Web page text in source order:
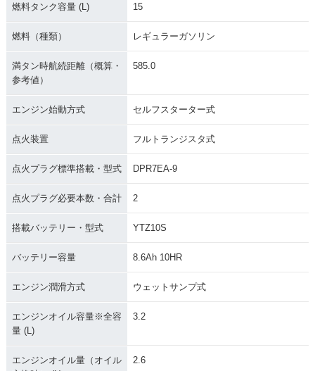
燃料タンク容量 (L) 15
燃料（種類） レギュラーガソリン
満タン時航続距離（概算・
参考値）
585.0
エンジン始動方式 セルフスターター式
点火装置 フルトランジスタ式
点火プラグ標準搭載・型式 DPR7EA-9
点火プラグ必要本数・合計 2
搭載バッテリー・型式 YTZ10S
バッテリー容量 8.6Ah 10HR
エンジン潤滑方式 ウェットサンプ式
エンジンオイル容量※全容
量 (L)
3.2
エンジンオイル量（オイル
2.6